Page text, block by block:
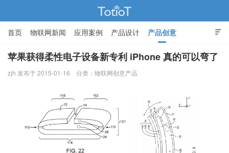

首页 物联网新闻 应用案例 产品设计 产品创意
智能家居
苹果获得柔性电子设备新专利 iPhone 真的可以弯了
zjh 发布于 2015-01-16 分类： 物联网创意产品